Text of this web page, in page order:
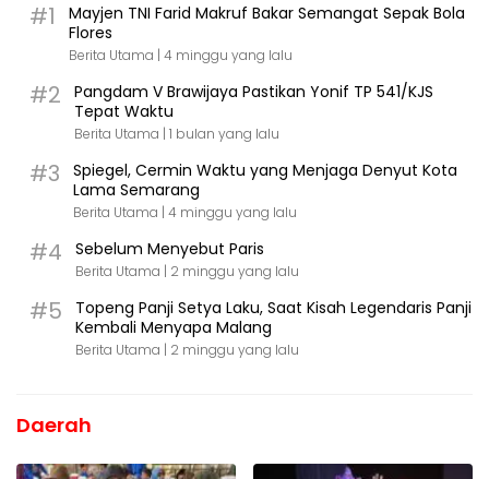
#1
Mayjen TNI Farid Makruf Bakar Semangat Sepak Bola
Flores
Berita Utama | 4 minggu yang lalu
#2
Pangdam V Brawijaya Pastikan Yonif TP 541/KJS
Tepat Waktu
Berita Utama | 1 bulan yang lalu
#3
Spiegel, Cermin Waktu yang Menjaga Denyut Kota
Lama Semarang
Berita Utama | 4 minggu yang lalu
#4 Sebelum Menyebut Paris
Berita Utama | 2 minggu yang lalu
#5
Topeng Panji Setya Laku, Saat Kisah Legendaris Panji
Kembali Menyapa Malang
Berita Utama | 2 minggu yang lalu
Daerah